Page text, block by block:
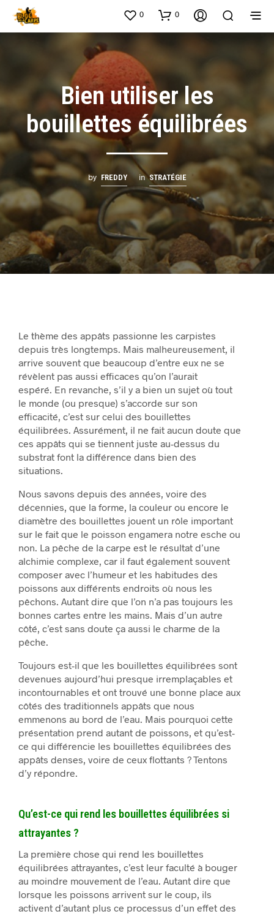
0 0
Bien utiliser les
bouillettes équilibrées
by FREDDY in STRATÉGIE
Le thème des appâts passionne les carpistes
depuis très longtemps. Mais malheureusement, il
arrive souvent que beaucoup d’entre eux ne se
révèlent pas aussi efficaces qu’on l’aurait
espéré. En revanche, s’il y a bien un sujet où tout
le monde (ou presque) s’accorde sur son
efficacité, c’est sur celui des bouillettes
équilibrées. Assurément, il ne fait aucun doute que
ces appâts qui se tiennent juste au-dessus du
substrat font la différence dans bien des
situations.
Nous savons depuis des années, voire des
décennies, que la forme, la couleur ou encore le
diamètre des bouillettes jouent un rôle important
sur le fait que le poisson engamera notre esche ou
non. La pêche de la carpe est le résultat d’une
alchimie complexe, car il faut également souvent
composer avec l’humeur et les habitudes des
poissons aux différents endroits où nous les
pêchons. Autant dire que l’on n’a pas toujours les
bonnes cartes entre les mains. Mais d’un autre
côté, c’est sans doute ça aussi le charme de la
pêche.
Toujours est-il que les bouillettes équilibrées sont
devenues aujourd’hui presque irremplaçables et
incontournables et ont trouvé une bonne place aux
côtés des traditionnels appâts que nous
emmenons au bord de l’eau. Mais pourquoi cette
présentation prend autant de poissons, et qu’est-
ce qui différencie les bouillettes équilibrées des
appâts denses, voire de ceux flottants ? Tentons
d’y répondre.
Qu’est-ce qui rend les bouillettes équilibrées si
attrayantes ?
La première chose qui rend les bouillettes
équilibrées attrayantes, c’est leur faculté à bouger
au moindre mouvement de l’eau. Autant dire que
lorsque les poissons arrivent sur le coup, ils
activent d’autant plus ce processus d’un effet des